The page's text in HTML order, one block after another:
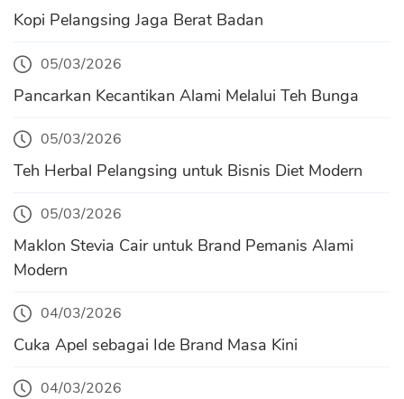
Kopi Pelangsing Jaga Berat Badan
05/03/2026
Pancarkan Kecantikan Alami Melalui Teh Bunga
05/03/2026
Teh Herbal Pelangsing untuk Bisnis Diet Modern
05/03/2026
Maklon Stevia Cair untuk Brand Pemanis Alami
Modern
04/03/2026
Cuka Apel sebagai Ide Brand Masa Kini
04/03/2026